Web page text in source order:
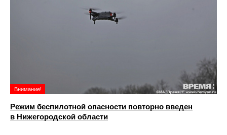
Внимание!
Режим беспилотной опасности повторно введен
в Нижегородской области